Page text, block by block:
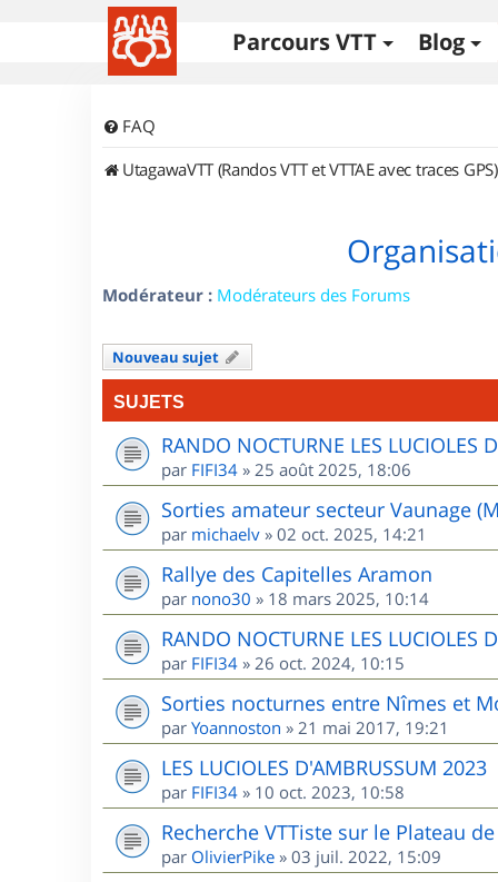
Parcours VTT Blog
FAQ
UtagawaVTT (Randos VTT et VTTAE avec traces GPS)
Modérateur : Modérateurs des Forums
Nouveau sujet
SUJETS
RANDO NOCTURNE LES LUCIOLES
par FIFI34 » 25 août 2025, 18:06
Sorties amateur secteur Vaunage
par michaelv » 02 oct. 2025, 14:21
Rallye des Capitelles Aramon
par nono30 » 18 mars 2025, 10:14
RANDO NOCTURNE LES LUCIOLES
par FIFI34 » 26 oct. 2024, 10:15
Sorties nocturnes entre Nîmes et
par Yoannoston » 21 mai 2017, 19:21
LES LUCIOLES D'AMBRUSSUM 2023
par FIFI34 » 10 oct. 2023, 10:58
Recherche VTTiste sur le Plateau
par OlivierPike » 03 juil. 2022, 15:09